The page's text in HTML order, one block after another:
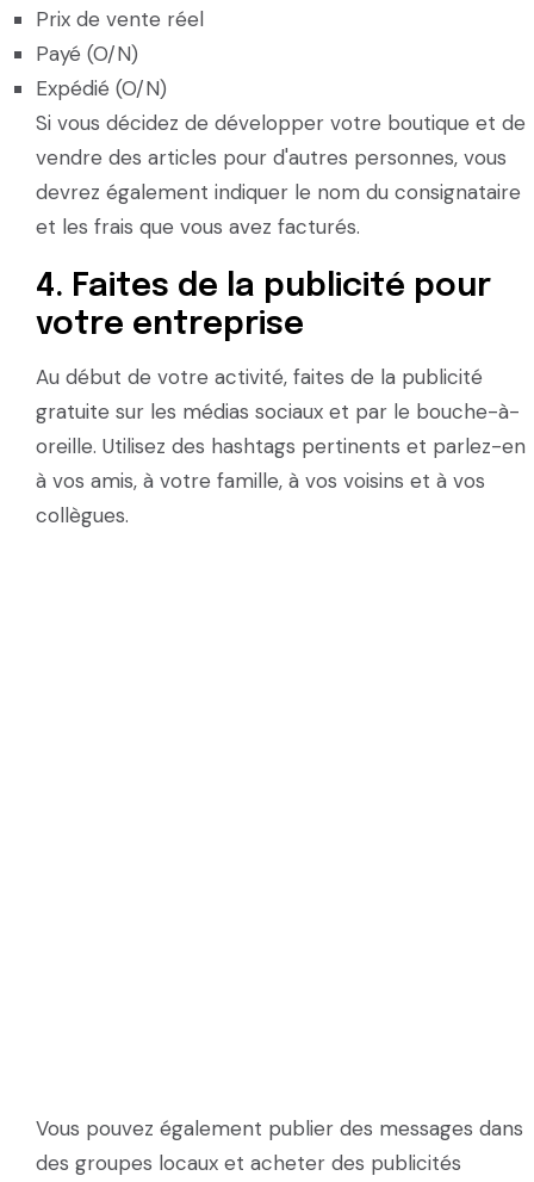
Prix de vente réel
Payé (O/N)
Expédié (O/N)
Si vous décidez de développer votre boutique et de
vendre des articles pour d'autres personnes, vous
devrez également indiquer le nom du consignataire
et les frais que vous avez facturés.
4. Faites de la publicité pour
votre entreprise
Au début de votre activité, faites de la publicité
gratuite sur les médias sociaux et par le bouche-à-
oreille. Utilisez des hashtags pertinents et parlez-en
à vos amis, à votre famille, à vos voisins et à vos
collègues.
Vous pouvez également publier des messages dans
des groupes locaux et acheter des publicités